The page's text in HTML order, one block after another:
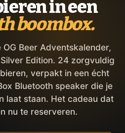
in een
boombox.
Beer Adventskalender,
Edition. 24 zorgvuldig
verpakt in een écht
Bluetooth speaker die je
laat staan. Het cadeau dat
nu te reserveren.